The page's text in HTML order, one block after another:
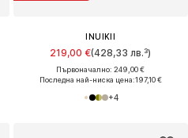
INUIKII
219,00 €(428,33 лв.³)
Първоначално: 249,00 €
Последна най-ниска цена:197,10 €
+4